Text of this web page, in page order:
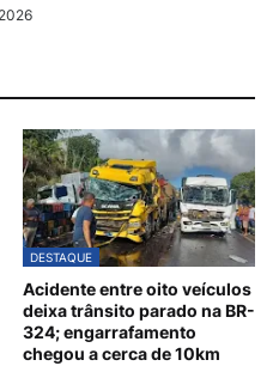
DESTAQUE
Acidente entre oito veículos
deixa trânsito parado na BR-
324; engarrafamento
chegou a cerca de 10km